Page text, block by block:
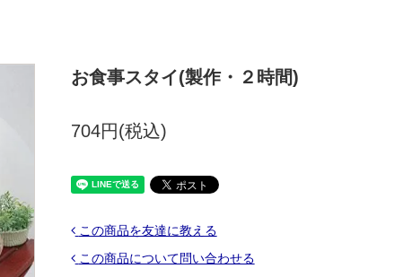
お食事スタイ(製作・２時間)
704円(税込)
この商品を友達に教える
この商品について問い合わせる